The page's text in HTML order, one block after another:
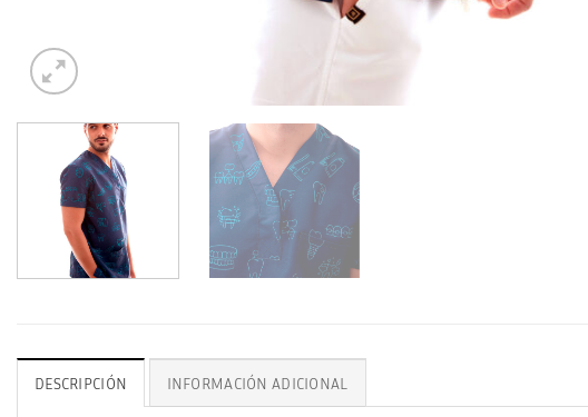
DESCRIPCIÓN INFORMACIÓN ADICIONAL